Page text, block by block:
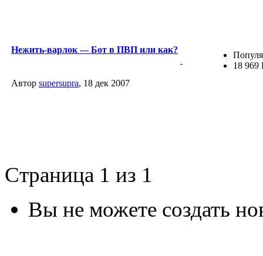
Нежить-варлок --- Бот в ПВП или как?
Автор supersupra, 18 дек 2007
18 969
Страница 1 из 1
Вы не можете создать